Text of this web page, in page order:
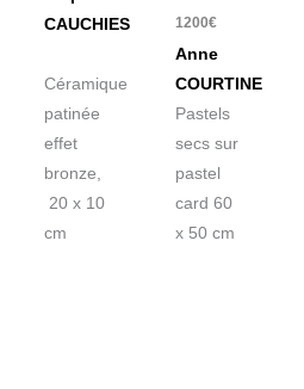
CAUCHIES
Céramique
patinée
effet
bronze,
20 x 10
cm
1200€
Anne
COURTINE
Pastels
secs sur
pastel
card 60
x 50 cm